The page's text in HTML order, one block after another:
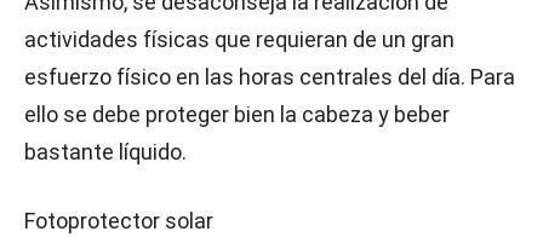
actividades físicas que requieran de un gran
esfuerzo físico en las horas centrales del día. Para
ello se debe proteger bien la cabeza y beber
bastante líquido.
Fotoprotector solar